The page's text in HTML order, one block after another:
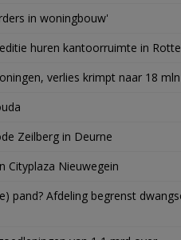
in woningbouw'
huren kantoorruimte in
verlies krimpt naar 18
Zeilberg in Deurne
Cityplaza Nieuwegein
pand? Afdeling begrenst